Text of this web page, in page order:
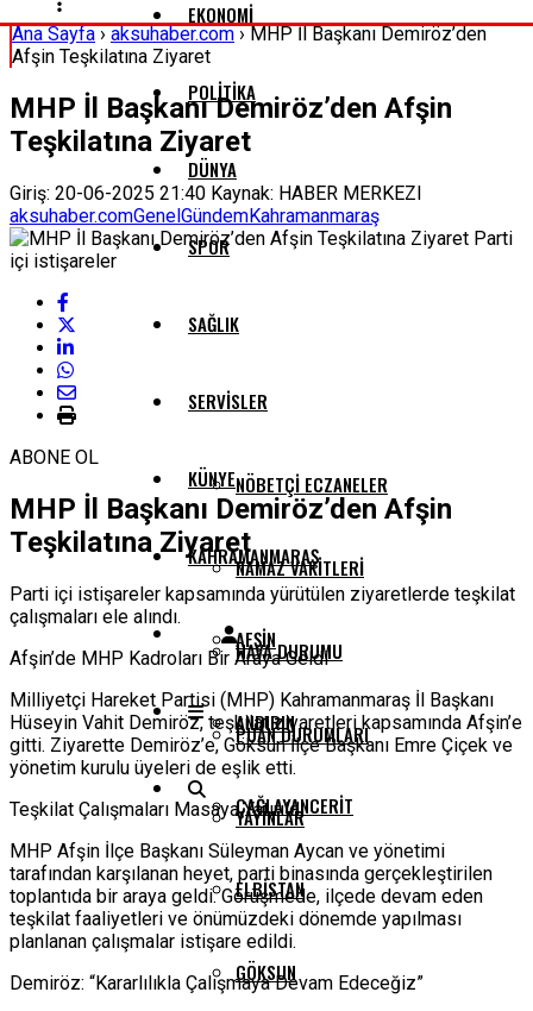
EKONOMI
POLITIKA
DÜNYA
SPOR
SAĞLIK
SERVISLER
NÖBETÇI ECZANELER
NAMAZ VAKITLERI
HAVA DURUMU
PUAN DURUMLARI
YAYINLAR
KÜNYE
KAHRAMANMARAŞ
AFŞIN
ANDIRIN
ÇAĞLAYANCERIT
ELBISTAN
GÖKSUN
Ana Sayfa›aksuhaber.com›MHP İl Başkanı Demiröz’den
Afşin Teşkilatına Ziyaret
MHP İl Başkanı Demiröz’den Afşin
Teşkilatına Ziyaret
Giriş: 20-06-2025 21:40 Kaynak: HABER MERKEZI
aksuhaber.comGenelGündemKahramanmaraş
ABONE OL
MHP İl Başkanı Demiröz’den Afşin
Teşkilatına Ziyaret
Parti içi istişareler kapsamında yürütülen ziyaretlerde teşkilat
çalışmaları ele alındı.
Afşin’de MHP Kadroları Bir Araya Geldi
Milliyetçi Hareket Partisi (MHP) Kahramanmaraş İl Başkanı
Hüseyin Vahit Demiröz, teşkilat ziyaretleri kapsamında Afşin’e
gitti. Ziyarette Demiröz’e, Göksun İlçe Başkanı Emre Çiçek ve
yönetim kurulu üyeleri de eşlik etti.
Teşkilat Çalışmaları Masaya Yatırıldı
MHP Afşin İlçe Başkanı Süleyman Aycan ve yönetimi
tarafından karşılanan heyet, parti binasında gerçekleştirilen
toplantıda bir araya geldi. Görüşmede, ilçede devam eden
teşkilat faaliyetleri ve önümüzdeki dönemde yapılması
planlanan çalışmalar istişare edildi.
Demiröz: “Kararlılıkla Çalışmaya Devam Edeceğiz”